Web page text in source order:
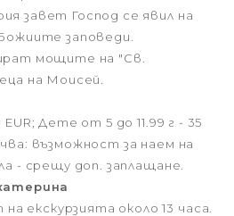
завет Господ се явил на
заповеди.
мощите на "Св.
на Моисей.
Дете от 5 до 11.99 г - 35
възможност за наем на
- срещу доп. заплащане.
екскурзията около 13 часа.